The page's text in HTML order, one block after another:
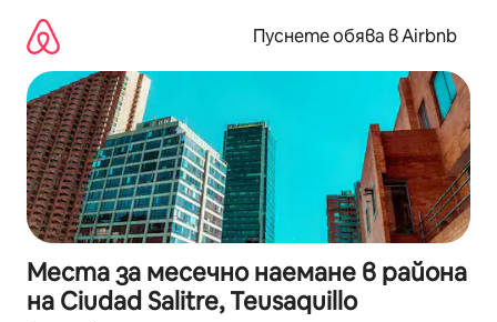
съдържанието
Пуснете обява в Airbnb
Места за месечно наемане в района
на Ciudad Salitre, Teusaquillo